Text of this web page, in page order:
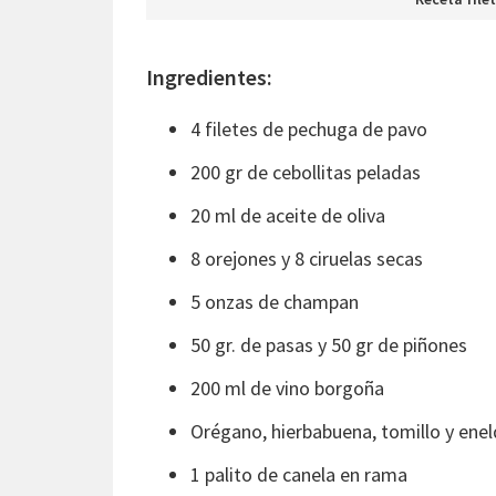
Ingredientes:
4 filetes de pechuga de pavo
200 gr de cebollitas peladas
20 ml de aceite de oliva
8 orejones y 8 ciruelas secas
5 onzas de champan
50 gr. de pasas y 50 gr de piñones
200 ml de vino borgoña
Orégano, hierbabuena, tomillo y
1 palito de canela en rama